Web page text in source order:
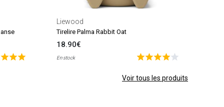
Liewood
Tirelire Palma Rabbit Oat
18.90€
En stock
Voir tous les produits